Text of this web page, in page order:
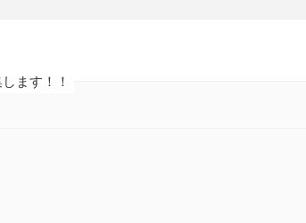
ます！！